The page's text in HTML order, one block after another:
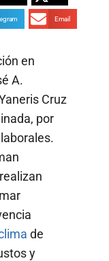
Email
en
A.
Cruz
por
de
y